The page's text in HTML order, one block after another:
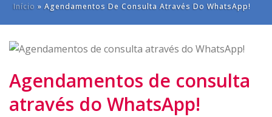
Início »Agendamentos De Consulta Através Do WhatsApp!
Agendamentos de consulta
através do WhatsApp!